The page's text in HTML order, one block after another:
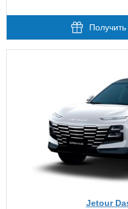
Jetour